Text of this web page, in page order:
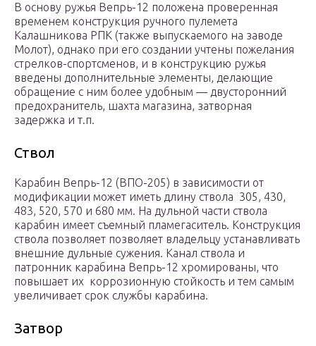
В основу ружья Вепрь-12 положена проверенная
временем конструкция ручного пулемета
Калашникова РПК (также выпускаемого на заводе
Молот), однако при его создании учтены пожелания
стрелков-спортсменов, и в конструкцию ружья
введены дополнительные элементы, делающие
обращение с ним более удобным — двусторонний
предохранитель, шахта магазина, затворная
задержка и т.п.
Ствол
Карабин Вепрь-12 (ВПО-205) в зависимости от
модификации может иметь длину ствола 305, 430,
483, 520, 570 и 680 мм. На дульной части ствола
карабин имеет съемный пламегаситель. Конструкция
ствола позволяет позволяет владельцу устанавливать
внешние дульные сужения. Канал ствола и
патронник карабина Вепрь-12 хромированы, что
повышает их коррозионную стойкость и тем самым
увеличивает срок службы карабина.
Затвор